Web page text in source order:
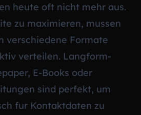
heute oft nicht mehr aus.
zu maximieren, mussen
verschiedene Formate
verteilen. Langform-
E-Books oder
sind perfekt, um
fur Kontaktdaten zu